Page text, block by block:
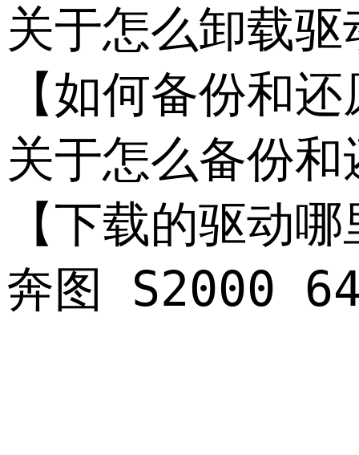
关于怎么卸载
【如何备份和
关于怎么备份
【下载的驱动
奔图 S2000 64